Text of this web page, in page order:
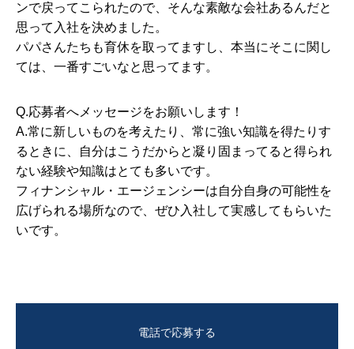
ンで戻ってこられたので、そんな素敵な会社あるんだと
思って入社を決めました。
パパさんたちも育休を取ってますし、本当にそこに関し
ては、一番すごいなと思ってます。
Q.応募者へメッセージをお願いします！
A.常に新しいものを考えたり、常に強い知識を得たりす
るときに、自分はこうだからと凝り固まってると得られ
ない経験や知識はとても多いです。
フィナンシャル・エージェンシーは自分自身の可能性を
広げられる場所なので、ぜひ入社して実感してもらいた
いです。
電話で応募する